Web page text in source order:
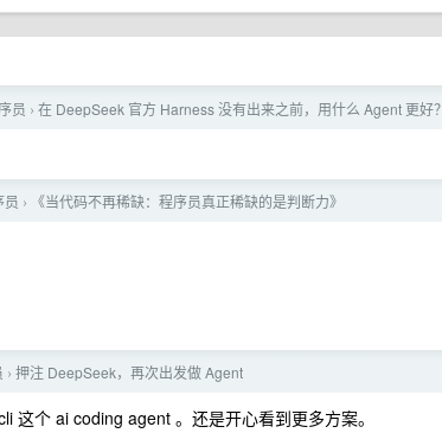
员 › 在 DeepSeek 官方 Harness 没有出来之前，用什么 Agent 更好？
员 › 《当代码不再稀缺：程序员真正稀缺的是判断力》
› 押注 DeepSeek，再次出发做 Agent
这个 ai coding agent 。还是开心看到更多方案。